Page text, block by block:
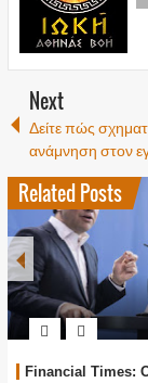
Next
Δείτε πώς
ανάμνηση στον
Related Posts
Financial Times: